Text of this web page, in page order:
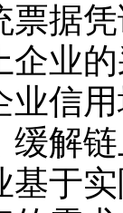
票据
企业
业信
缓解
基于